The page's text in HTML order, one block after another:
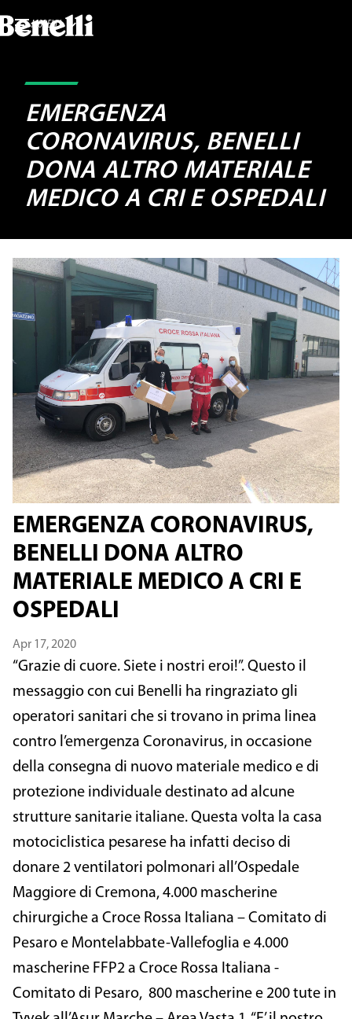
MODELLI
EMERGENZA
CORONAVIRUS, BENELLI
DONA ALTRO MATERIALE
MEDICO A CRI E OSPEDALI
EMERGENZA CORONAVIRUS,
BENELLI DONA ALTRO
MATERIALE MEDICO A CRI E
OSPEDALI
Apr 17, 2020
“Grazie di cuore. Siete i nostri eroi!”. Questo il
messaggio con cui Benelli ha ringraziato gli
operatori sanitari che si trovano in prima linea
contro l’emergenza Coronavirus, in occasione
della consegna di nuovo materiale medico e di
protezione individuale destinato ad alcune
strutture sanitarie italiane. Questa volta la casa
motociclistica pesarese ha infatti deciso di
donare 2 ventilatori polmonari all’Ospedale
Maggiore di Cremona, 4.000 mascherine
chirurgiche a Croce Rossa Italiana – Comitato di
Pesaro e Montelabbate-Vallefoglia e 4.000
mascherine FFP2 a Croce Rossa Italiana -
Comitato di Pesaro, 800 mascherine e 200 tute in